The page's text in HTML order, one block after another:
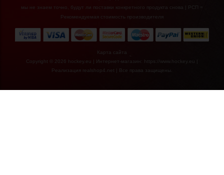
€39,90*
вратаря Base
мы не знаем точно, будут ли поставки конкретного продукта снова | РСП =
Рекомендуемая стоимость производителя
Карта сайта
Copyright © 2026 hockey.eu | Интернет-магазин: https://www.hockey.eu |
Реализация realshop4.net | Все права защищены.